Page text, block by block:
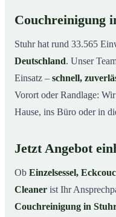
Couchreinigung
Stuhr hat rund 33.565
Deutschland. Unser
Einsatz – schnell,
Vorort oder Randlage:
Hause, ins Büro oder in
Jetzt Angebot
Ob Einzelsessel,
Cleaner ist Ihr
Couchreinigung in